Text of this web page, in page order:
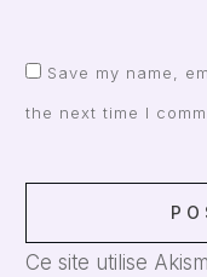
Save my name,
the next time I
Ce site utilise